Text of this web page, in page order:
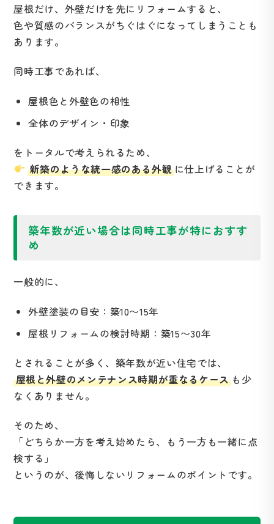
屋根だけ、外壁だけを先にリフォームすると、
色や質感のバランスがちぐはぐになってしまうことも
あります。
同時工事であれば、
屋根色と外壁色の相性
全体のデザイン・印象
をトータルで考えられるため、
新築のような統一感のある外観に仕上げることが
できます。
築年数が近い場合は同時工事が特におすす
め
一般的に、
外壁塗装の目安：築10〜15年
屋根リフォームの検討時期：築15〜30年
とされることが多く、築年数が近い住宅では、
屋根と外壁のメンテナンス時期が重なるケース も少
なくありません。
そのため、
「どちらか一方を考え始めたら、もう一方も一緒に点
検する」
というのが、後悔しないリフォームのポイントです。